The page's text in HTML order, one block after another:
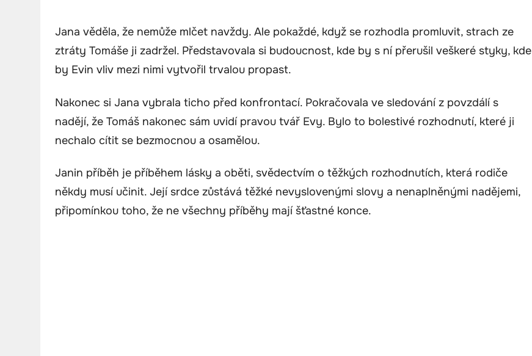
Jana věděla, že nemůže mlčet navždy. Ale pokaždé, když se rozhodla promluvit, strach ze
ztráty Tomáše ji zadržel. Představovala si budoucnost, kde by s ní přerušil veškeré styky, kde
by Evin vliv mezi nimi vytvořil trvalou propast.
Nakonec si Jana vybrala ticho před konfrontací. Pokračovala ve sledování z povzdálí s
nadějí, že Tomáš nakonec sám uvidí pravou tvář Evy. Bylo to bolestivé rozhodnutí, které ji
nechalo cítit se bezmocnou a osamělou.
Janin příběh je příběhem lásky a oběti, svědectvím o těžkých rozhodnutích, která rodiče
někdy musí učinit. Její srdce zůstává těžké nevyslovenými slovy a nenaplněnými nadějemi,
připomínkou toho, že ne všechny příběhy mají šťastné konce.